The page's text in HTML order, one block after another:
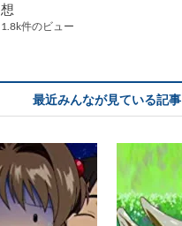
想
1.8k件のビュー
最近みんなが見ている記事